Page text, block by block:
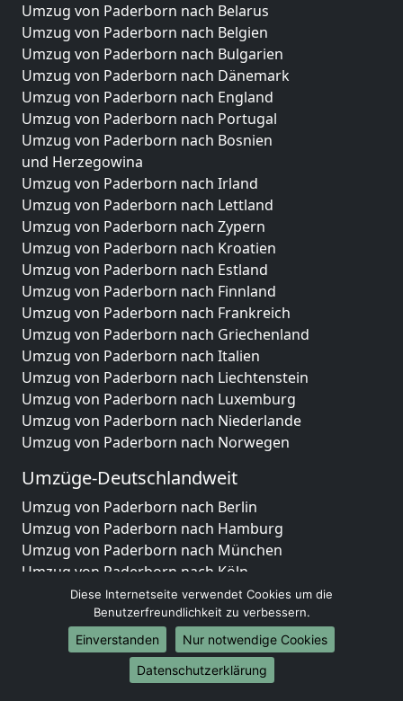
Umzug von Paderborn nach Belarus
Umzug von Paderborn nach Belgien
Umzug von Paderborn nach Bulgarien
Umzug von Paderborn nach Dänemark
Umzug von Paderborn nach England
Umzug von Paderborn nach Portugal
Umzug von Paderborn nach Bosnien
und Herzegowina
Umzug von Paderborn nach Irland
Umzug von Paderborn nach Lettland
Umzug von Paderborn nach Zypern
Umzug von Paderborn nach Kroatien
Umzug von Paderborn nach Estland
Umzug von Paderborn nach Finnland
Umzug von Paderborn nach Frankreich
Umzug von Paderborn nach Griechenland
Umzug von Paderborn nach Italien
Umzug von Paderborn nach Liechtenstein
Umzug von Paderborn nach Luxemburg
Umzug von Paderborn nach Niederlande
Umzug von Paderborn nach Norwegen
Umzüge-Deutschlandweit
Umzug von Paderborn nach Berlin
Umzug von Paderborn nach Hamburg
Umzug von Paderborn nach München
Umzug von Paderborn nach Köln
Umzug von Paderborn nach Frankfurt am Main
Umzug von Paderborn nach Stuttgart
Umzug von Paderborn nach Düsseldorf
Umzug von Paderborn nach Leipzig
Umzug von Paderborn nach Dortmund
Diese Internetseite verwendet Cookies um die
Benutzerfreundlichkeit zu verbessern.
Einverstanden
Nur notwendige Cookies
Datenschutzerklärung